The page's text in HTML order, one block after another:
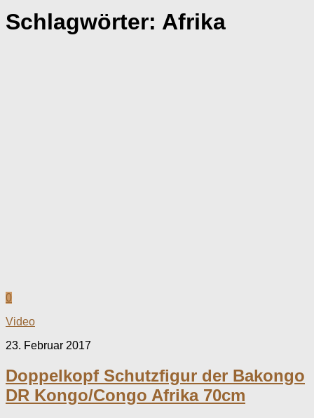
Schlagwörter: Afrika
0
Video
23. Februar 2017
Doppelkopf Schutzfigur der Bakongo
DR Kongo/Congo Afrika 70cm